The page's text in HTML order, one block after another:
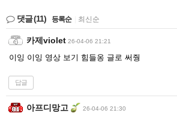
댓글(11) 등록순 최신순
카제violet 26-04-06 21:21
이잉 이잉 영상 보기 힘들옹 글로 써줭
답글
아프디망고 26-04-06 21:30